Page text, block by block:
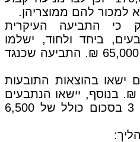
למכור להם ממוצריהן.
כי התביעה העיקרית
ביחד ולחוד, ישלמו
לתובעות סכום כולל של 65,000 ₪. התביעה שכנגד
ישאו בהוצאות התובעות
בסכום כולל של 18,000 ₪. בנוסף, יישאו הנתבעים
בהוצאות הנתבע שכנגד 3 בסכום כולל של 6,500